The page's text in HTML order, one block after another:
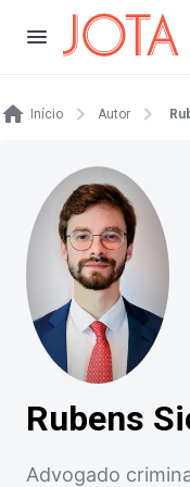
Início Autor
Rubens
Advogado